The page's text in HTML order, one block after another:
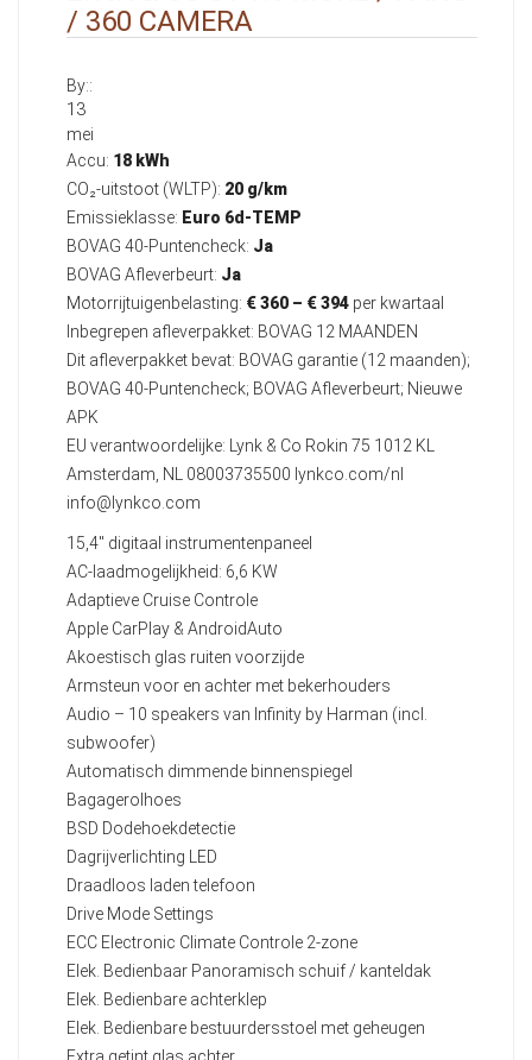
/ 360 CAMERA
By::
13
mei
Accu: 18 kWh
CO₂-uitstoot (WLTP): 20 g/km
Emissieklasse: Euro 6d-TEMP
BOVAG 40-Puntencheck: Ja
BOVAG Afleverbeurt: Ja
Motorrijtuigenbelasting: € 360 – € 394 per kwartaal
Inbegrepen afleverpakket: BOVAG 12 MAANDEN
Dit afleverpakket bevat: BOVAG garantie (12 maanden);
BOVAG 40-Puntencheck; BOVAG Afleverbeurt; Nieuwe
APK
EU verantwoordelijke: Lynk & Co Rokin 75 1012 KL
Amsterdam, NL 08003735500 lynkco.com/nl
info@lynkco.com
15,4" digitaal instrumentenpaneel
AC-laadmogelijkheid: 6,6 KW
Adaptieve Cruise Controle
Apple CarPlay & AndroidAuto
Akoestisch glas ruiten voorzijde
Armsteun voor en achter met bekerhouders
Audio – 10 speakers van Infinity by Harman (incl.
subwoofer)
Automatisch dimmende binnenspiegel
Bagagerolhoes
BSD Dodehoekdetectie
Dagrijverlichting LED
Draadloos laden telefoon
Drive Mode Settings
ECC Electronic Climate Controle 2-zone
Elek. Bedienbaar Panoramisch schuif / kanteldak
Elek. Bedienbare achterklep
Elek. Bedienbare bestuurdersstoel met geheugen